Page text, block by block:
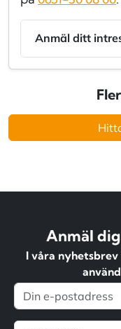
Anmäl ditt
Anmäl
I våra